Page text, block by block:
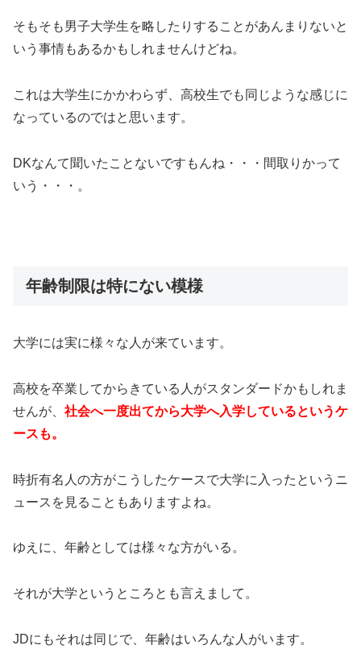
そもそも男子大学生を略したりすることがあんまりないと
いう事情もあるかもしれませんけどね。
これは大学生にかかわらず、高校生でも同じような感じに
なっているのではと思います。
DKなんて聞いたことないですもんね・・・間取りかって
いう・・・。
年齢制限は特にない模様
大学には実に様々な人が来ています。
高校を卒業してからきている人がスタンダードかもしれま
せんが、 社会へ一度出てから大学へ入学しているというケ
ースも。
時折有名人の方がこうしたケースで大学に入ったというニ
ュースを見ることもありますよね。
ゆえに、年齢としては様々な方がいる。
それが大学というところとも言えまして。
JDにもそれは同じで、年齢はいろんな人がいます。